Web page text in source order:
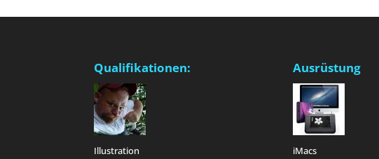
Qualifikationen:
Illustration
Ausrüstung
iMacs